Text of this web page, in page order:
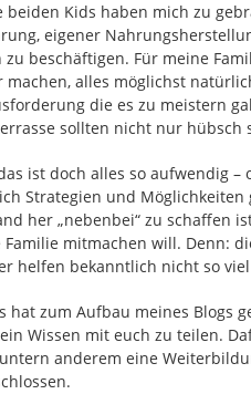
beiden Kids haben mich zu
eigener
zu beschäftigen. Für meine
machen, alles möglichst
die es zu meistern
sollten nicht nur
ist doch alles so aufwendig –
Strategien und
her „nebenbei“ zu schaffen
Familie mitmachen will. Denn:
helfen bekanntlich nicht so
hat zum Aufbau meines Blogs
Wissen mit euch zu teilen.
anderem eine